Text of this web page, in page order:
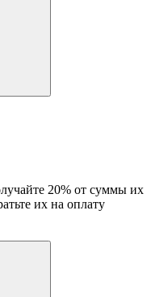
20% от суммы их
их на оплату